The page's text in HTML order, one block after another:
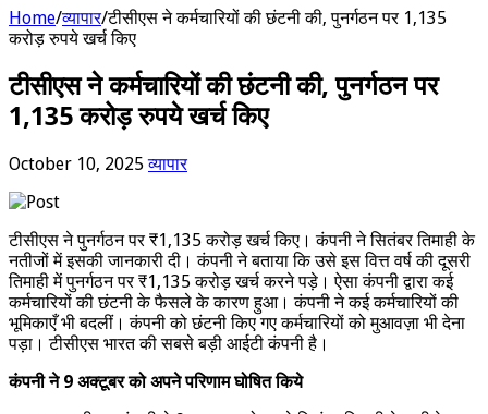
Home/व्यापार/टीसीएस ने कर्मचारियों की छंटनी की, पुनर्गठन पर 1,135
करोड़ रुपये खर्च किए
टीसीएस ने कर्मचारियों की छंटनी की, पुनर्गठन पर
1,135 करोड़ रुपये खर्च किए
October 10, 2025 व्यापार
टीसीएस ने पुनर्गठन पर ₹1,135 करोड़ खर्च किए। कंपनी ने सितंबर तिमाही के
नतीजों में इसकी जानकारी दी। कंपनी ने बताया कि उसे इस वित्त वर्ष की दूसरी
तिमाही में पुनर्गठन पर ₹1,135 करोड़ खर्च करने पड़े। ऐसा कंपनी द्वारा कई
कर्मचारियों की छंटनी के फैसले के कारण हुआ। कंपनी ने कई कर्मचारियों की
भूमिकाएँ भी बदलीं। कंपनी को छंटनी किए गए कर्मचारियों को मुआवज़ा भी देना
पड़ा। टीसीएस भारत की सबसे बड़ी आईटी कंपनी है।
कंपनी ने 9 अक्टूबर को अपने परिणाम घोषित किये